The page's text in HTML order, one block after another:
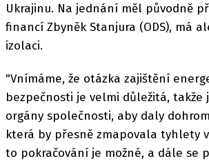
Ukrajinu. Na jednání měl původně
financí Zbyněk Stanjura (ODS), má
izolaci.
"Vnímáme, že otázka zajištění
bezpečnosti je velmi důležitá, takže
orgány společnosti, aby daly
která by přesně zmapovala tyhlety
to pokračování je možné, a dále se